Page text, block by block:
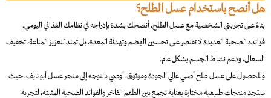
هل أنصح باستخدام عسل الطلح؟
بناءً على تجربتي الشخصية مع عسل الطلح، أنصحك بشدة بإدراجه في نظامك الغذائي اليومي.
فوائده الصحية العديدة لا تقتصر على تحسين الهضم وتهدئة المعدة، بل تمتد لتعزيز المناعة، تخفيف
السعال، ودعم نشاط الجسم بشكل عام.
وللحصول على عسل طلح أصلي عالي الجودة وموثوق، أوصي بالتوجه إلى متجر عسل أبو نايف، حيث
ستجد منتجات طبيعية مختارة بعناية تجمع بين الطعم الفاخر والفوائد الصحية المثبتة، لتجربة